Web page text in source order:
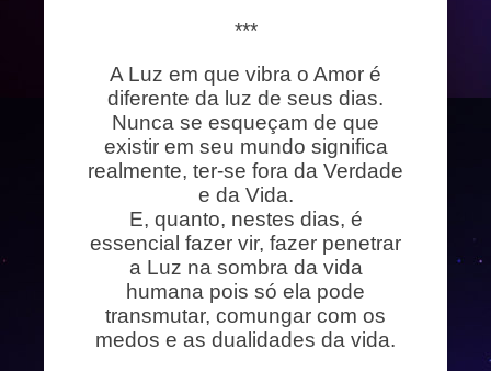
***
A Luz em que vibra o Amor é
diferente da luz de seus dias.
Nunca se esqueçam de que
existir em seu mundo significa
realmente, ter-se fora da Verdade
e da Vida.
E, quanto, nestes dias, é
essencial fazer vir, fazer penetrar
a Luz na sombra da vida
humana pois só ela pode
transmutar, comungar com os
medos e as dualidades da vida.